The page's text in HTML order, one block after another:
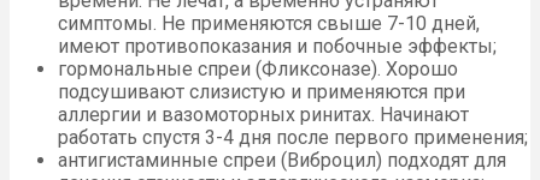
симптомы. Не применяются свыше 7-10 дней,
имеют противопоказания и побочные эффекты;
гормональные спреи (Фликсоназе). Хорошо
подсушивают слизистую и применяются при
аллергии и вазомоторных ринитах. Начинают
работать спустя 3-4 дня после первого применения;
антигистаминные спреи (Виброцил) подходят для